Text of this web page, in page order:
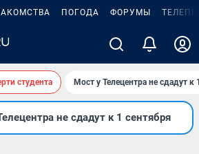
ПОГОДА ФОРУМЫ
студента Мост у Телецентра не сдадут к
не сдадут к 1 сентября